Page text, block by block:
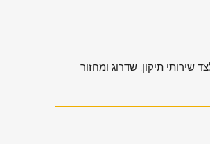
שירותי תיקון, שדרוג ומחזור